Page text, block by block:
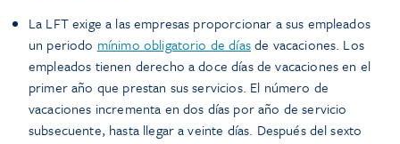
La LFT exige a las empresas proporcionar a sus empleados
un periodo mínimo obligatorio de díasde vacaciones. Los
empleados tienen derecho a doce días de vacaciones en el
primer año que prestan sus servicios. El número de
vacaciones incrementa en dos días por año de servicio
subsecuente, hasta llegar a veinte días. Después del sexto